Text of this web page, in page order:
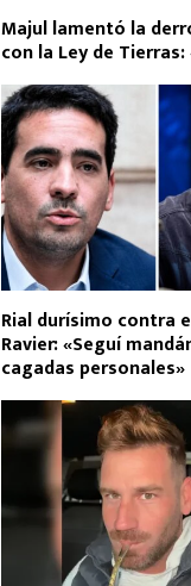
Majul lamentó la
con la Ley de Tierras:
Rial durísimo contra
Ravier: «Seguí
cagadas personales»